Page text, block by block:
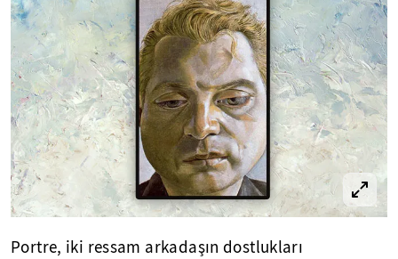
Portre, iki ressam arkadaşın dostlukları